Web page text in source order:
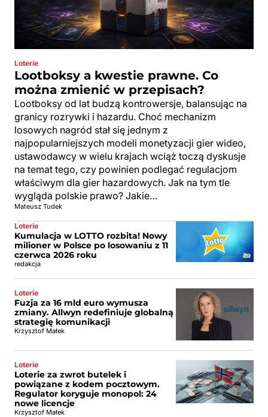
Loterie
Lootboksy a kwestie prawne. Co
można zmienić w przepisach?
Lootboksy od lat budzą kontrowersje, balansując na
granicy rozrywki i hazardu. Choć mechanizm
losowych nagród stał się jednym z
najpopularniejszych modeli monetyzacji gier wideo,
ustawodawcy w wielu krajach wciąż toczą dyskusje
na temat tego, czy powinien podlegać regulacjom
właściwym dla gier hazardowych. Jak na tym tle
wygląda polskie prawo? Jakie…
Mateusz Tudek
Loterie
Kumulacja w LOTTO rozbita! Nowy
milioner w Polsce po losowaniu z 11
czerwca 2026 roku
redakcja
Loterie
Fuzja za 16 mld euro wymusza
zmiany. Allwyn redefiniuje globalną
strategię komunikacji
Krzysztof Małek
Loterie
Loterie za zwrot butelek i
powiązane z kodem pocztowym.
Regulator koryguje monopol: 24
nowe licencje
Krzysztof Małek